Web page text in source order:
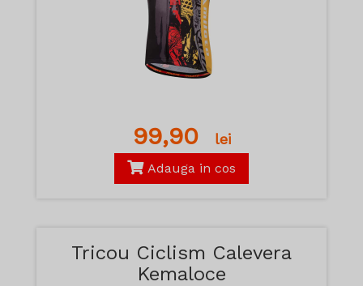
99,90 lei
Adauga in cos
Tricou Ciclism Calevera
Kemaloce